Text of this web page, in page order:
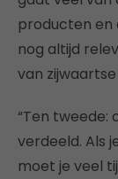
producten en
nog altijd
van
“Ten tweede:
verdeeld. Als
moet je veel